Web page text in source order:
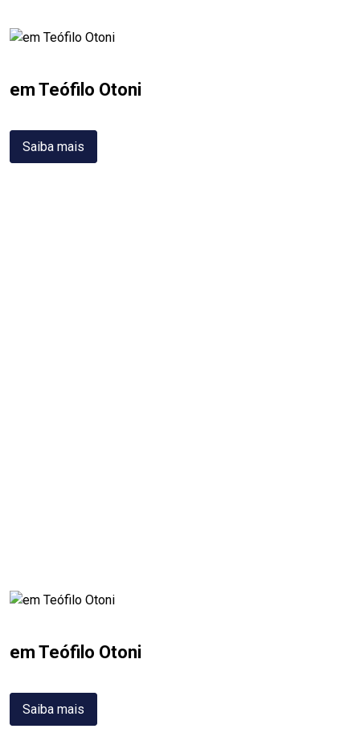
em Teófilo Otoni
Saiba mais
em Teófilo Otoni
Saiba mais